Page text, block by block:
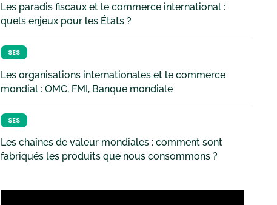
Les paradis fiscaux et le commerce international :
quels enjeux pour les États ?
SES
Les organisations internationales et le commerce
mondial : OMC, FMI, Banque mondiale
SES
Les chaînes de valeur mondiales : comment sont
fabriqués les produits que nous consommons ?